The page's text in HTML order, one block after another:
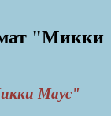
мат "Микки
Маус"